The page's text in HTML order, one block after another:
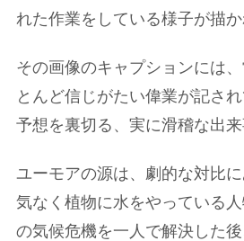
れた作業をしている様子が描か
その画像のキャプションには
とんど信じがたい偉業が記され
予想を裏切る、実に滑稽な出来
ユーモアの源は、劇的な対比
気なく植物に水をやっている
の気候危機を一人で解決した